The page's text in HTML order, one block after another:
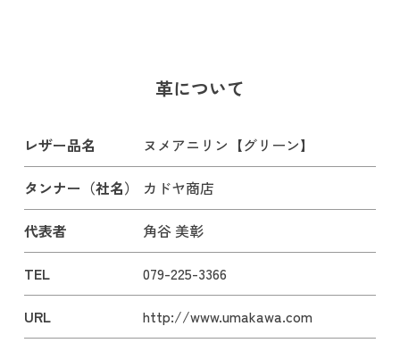
革について
レザー品名
ヌメアニリン【グリーン】
タンナー（社名）
カドヤ商店
代表者
角谷 美彰
TEL
079-225-3366
URL
http://www.umakawa.com